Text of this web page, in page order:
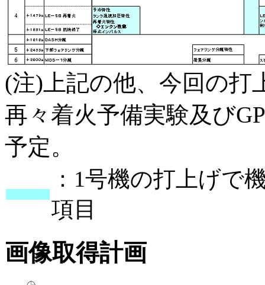
(注)上記の他、今回の打
再々着火予備実験及び
予定。
：1号機の打上げで
項目
画像取得計画